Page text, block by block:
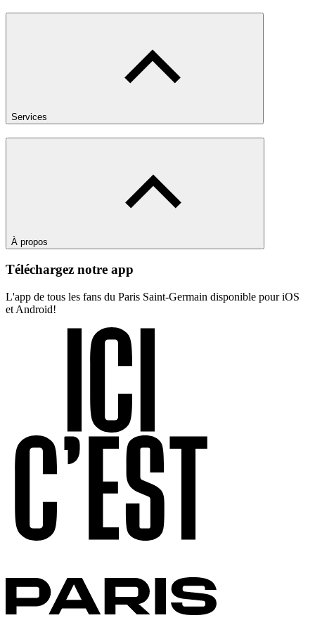
Services
À propos
Téléchargez notre app
L'app de tous les fans du Paris Saint-Germain disponible pour iOS
et Android!